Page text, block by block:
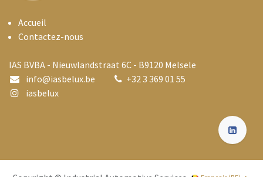
Accueil
Contactez-nous
IAS BVBA - Nieuwlandstraat 6C - B9120 Melsele
info@iasbelux.be +32 3 369 01 55
iasbelux